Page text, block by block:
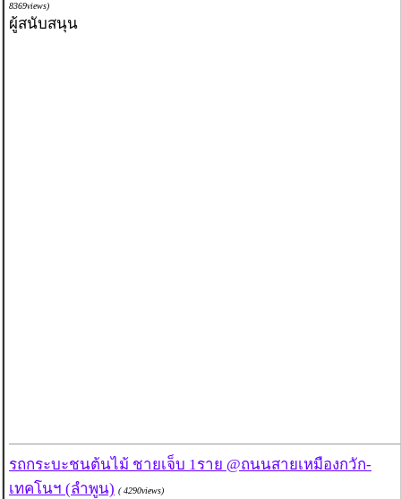
8369views)
ผู้สนับสนุน
รถกระบะชนต้นไม้ ชายเจ็บ 1ราย @ถนนสายเหมืองกวัก-
เทคโนฯ (ลำพูน) ( 4290views)